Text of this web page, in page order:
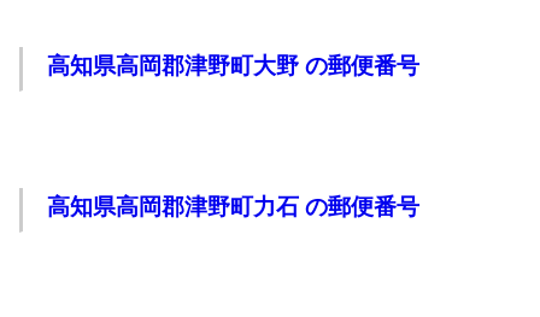
高知県高岡郡津野町大野 の郵便番号
高知県高岡郡津野町力石 の郵便番号